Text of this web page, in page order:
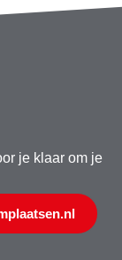
je klaar om je